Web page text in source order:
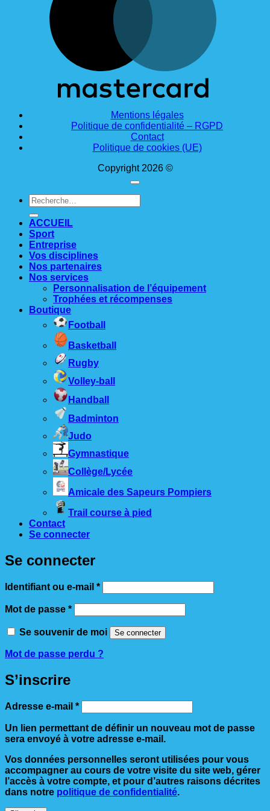
Mentions légales
Politique de confidentialité – RGPD
Contact
Politique de cookies (UE)
Copyright 2026 ©
Recherche
pour :
ACCUEIL
Sport
Entreprise
Vos disciplines
Nos partenaires
Nos services
Personnalisation de l’équipement
Trophées et récompenses
Boutique
Football
Basketball
Rugby
Volley-ball
Handball
Badminton
Judo
Gymnastique
Collège/Lycée
Amicale des Sapeurs Pompiers
Trail course à pied
Contact
Se connecter
Se connecter
Identifiant ou e-mail *Obligatoire
Mot de passe *Obligatoire
Se souvenir de moi Se connecter
Mot de passe perdu ?
S’inscrire
Adresse e-mail *Obligatoire
Un lien permettant de définir un nouveau mot de passe
sera envoyé à votre adresse e-mail.
Vos données personnelles seront utilisées pour vous
accompagner au cours de votre visite du site web, gérer
l’accès à votre compte, et pour d’autres raisons décrites
dans notre politique de confidentialité.